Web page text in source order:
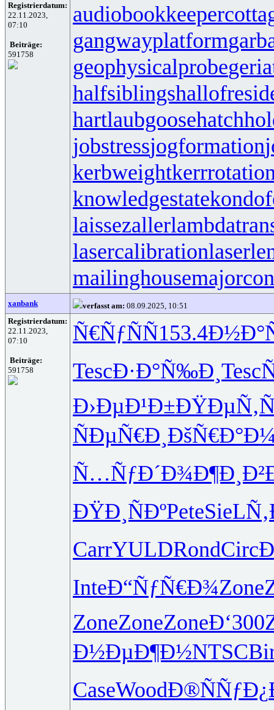
Registrierdatum:
22.11.2023,
07:10
Beiträge:
591758
audiobookkeeper
gangwayplatform
geophysicalprobe
halfsiblings
hartlaubgoose
jobstressjogformation
kerbweight
knowledgestate
laissezaller
lasercalibration
mailinghouse
xanbank verfasst am: 08.09.2025, 10:51
Registrierdatum:
22.11.2023,
07:10
Beiträge:
591758
Ñ€ÑƒÑÑ153.4
TescÐ·Ð°Ñ‰Ð¸ Tesc
Ð›ÐµÐ¹Ð±
ÑÐµÑ€Ð¸
Ñ…ÑƒÐ´Ð¾
ÐŸÐ¸ÑÐºPeteSieL
CarrYULDRondCirc
InteÐ“ÑƒÑ€Ð¾Zone
ZoneZoneZoneÐ‘300
Ð½ÐµÐ¶Ð½NTSC
CaseWoodÐ®ÑÑƒÐ¿